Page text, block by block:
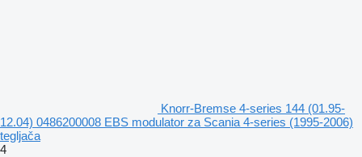
Knorr-Bremse 4-series 144 (01.95-
12.04) 0486200008 EBS modulator za Scania 4-series (1995-2006)
tegljača
4